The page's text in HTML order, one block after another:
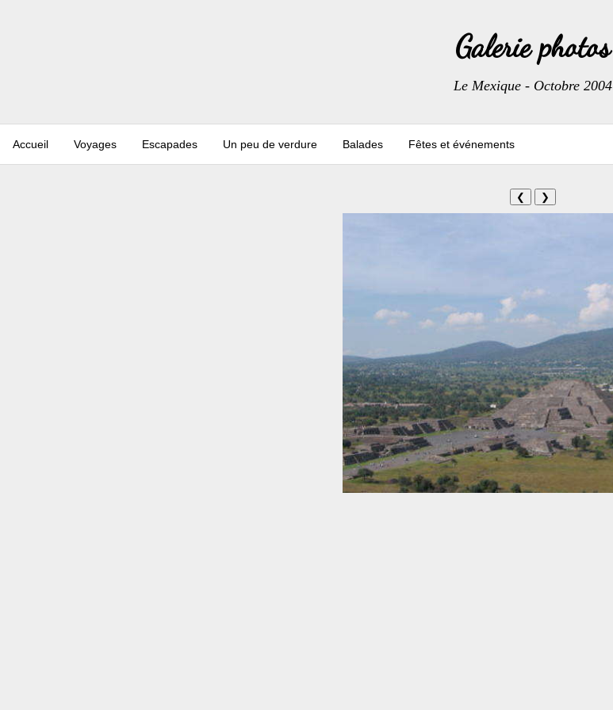
Galerie photos
Le Mexique - Octobre 2004
Accueil Voyages Escapades Un peu de verdure Balades Fêtes et événements
❮ ❯